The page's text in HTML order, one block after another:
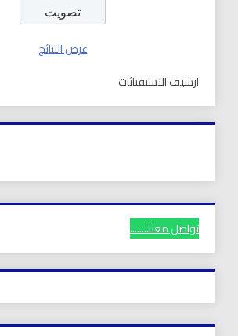
عرض النتائج
ارشيف الاستفتائات
تواصل معنا........